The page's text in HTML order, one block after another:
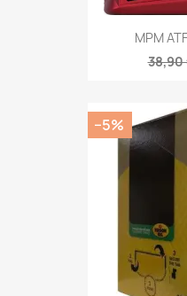
MPM
38,90
−5%